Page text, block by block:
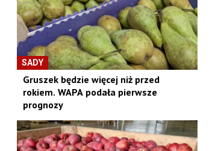
SADY
Gruszek będzie więcej niż przed
rokiem. WAPA podała pierwsze
prognozy